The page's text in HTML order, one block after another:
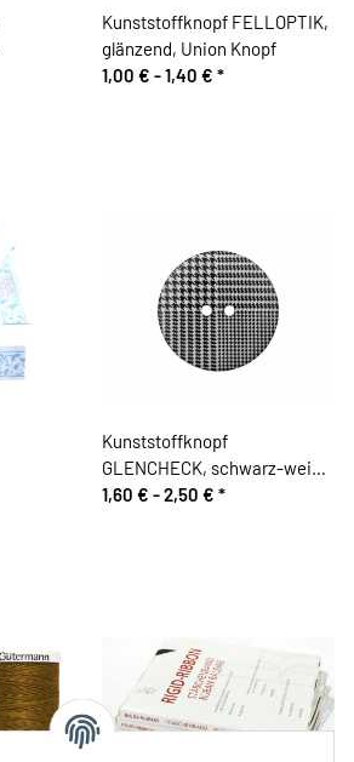
Kunststoffknopf FELLOPTIK,
glänzend, Union Knopf
1,00 € -1,40 € *
Kunststoffknopf
GLENCHECK, schwarz-weiß,
Union Knopf
1,60 € -2,50 € *